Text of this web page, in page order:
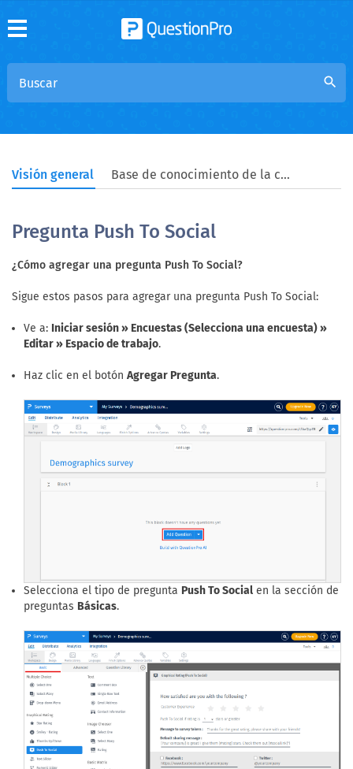
search
Visión general Base de conocimiento de la comunidad
Pregunta Push To Social
¿Cómo agregar una pregunta Push To Social?
Sigue estos pasos para agregar una pregunta Push To Social:
Ve a: Iniciar sesión » Encuestas (Selecciona una encuesta) »
Editar » Espacio de trabajo.
Haz clic en el botón Agregar Pregunta.
Selecciona el tipo de pregunta Push To Social en la sección de
preguntas Básicas.